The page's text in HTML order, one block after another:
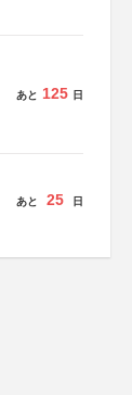
あと 125 日
あと 25 日